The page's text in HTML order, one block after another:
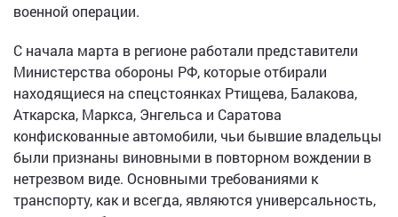
военной операции.
С начала марта в регионе работали представители
Министерства обороны РФ, которые отбирали
находящиеся на спецстоянках Ртищева, Балакова,
Аткарска, Маркса, Энгельса и Саратова
конфискованные автомобили, чьи бывшие владельцы
были признаны виновными в повторном вождении в
нетрезвом виде. Основными требованиями к
транспорту, как и всегда, являются универсальность,